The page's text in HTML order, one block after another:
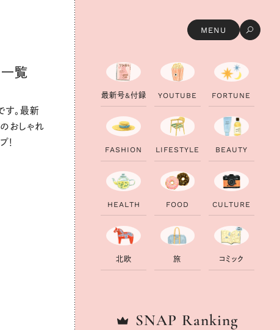
MENU
一覧
す。最新
おしゃれ
！
最新号&付録 YOUTU B E FORTU N E
FAS H ION LI FESTYLE B EAUTY
H EALTH FOOD CU LTU RE
北欧 旅 コ ミ ック
SNAP Ranking
最新号&付録 YOUTU B E FORTU N E
FAS H ION LI FESTYLE B EAUTY
H EALTH FOOD CU LTU RE
北欧 旅 コ ミ ック
SNAP Ranking